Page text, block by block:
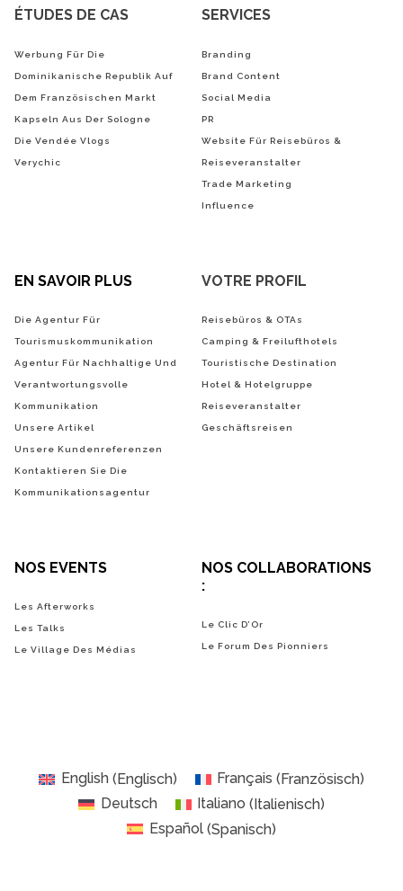
ÉTUDES DE CAS
Werbung Für Die
Dominikanische Republik Auf
Dem Französischen Markt
Kapseln Aus Der Sologne
Die Vendée Vlogs
Verychic
SERVICES
Branding
Brand Content
Social Media
PR
Website Für Reisebüros &
Reiseveranstalter
Trade Marketing
Influence
EN SAVOIR PLUS
Die Agentur Für
Tourismuskommunikation
Agentur Für Nachhaltige Und
Verantwortungsvolle
Kommunikation
Unsere Artikel
Unsere Kundenreferenzen
Kontaktieren Sie Die
Kommunikationsagentur
VOTRE PROFIL
Reisebüros & OTAs
Camping & Freilufthotels
Touristische Destination
Hotel & Hotelgruppe
Reiseveranstalter
Geschäftsreisen
NOS EVENTS
Les Afterworks
Les Talks
Le Village Des Médias
NOS COLLABORATIONS
:
Le Clic D’Or
Le Forum Des Pionniers
English(Englisch) Français (Französisch)
Deutsch
Italiano (Italienisch)
Español(Spanisch)